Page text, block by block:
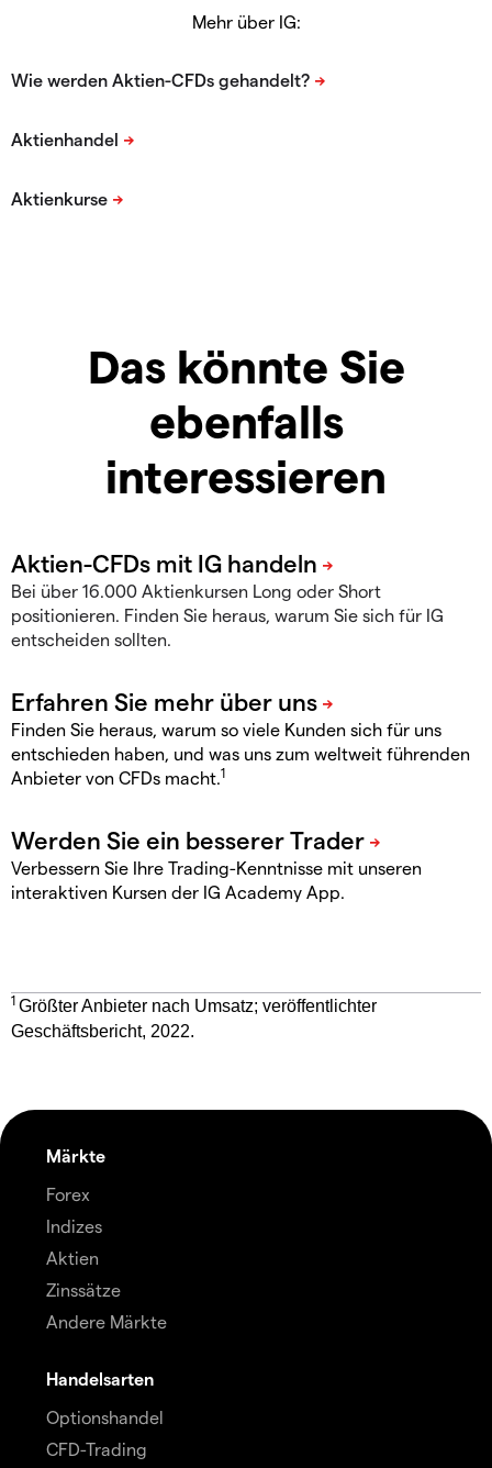
Mehr über IG:
Das könnte Sie
ebenfalls
interessieren
Bei über 16.000 Aktienkursen Long oder Short
positionieren. Finden Sie heraus, warum Sie sich für IG
entscheiden sollten.
Finden Sie heraus, warum so viele Kunden sich für uns
entschieden haben, und was uns zum weltweit führenden
Anbieter von CFDs macht.1
Verbessern Sie Ihre Trading-Kenntnisse mit unseren
interaktiven Kursen der IG Academy App.
1 Größter Anbieter nach Umsatz; veröffentlichter
Geschäftsbericht, 2022.
Märkte
Forex
Indizes
Aktien
Zinssätze
Andere Märkte
Handelsarten
Optionshandel
CFD-Trading